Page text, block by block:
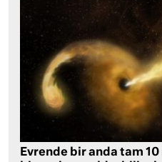
Evrende bir anda tam